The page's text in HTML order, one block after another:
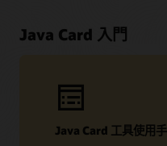
技術資源
Java Card 入門
Java Card 工具使用